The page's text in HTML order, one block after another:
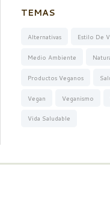
TEMAS
Alternativas Estilo De
Medio Ambiente
Productos Veganos
Vegan Veganismo
Vida Saludable